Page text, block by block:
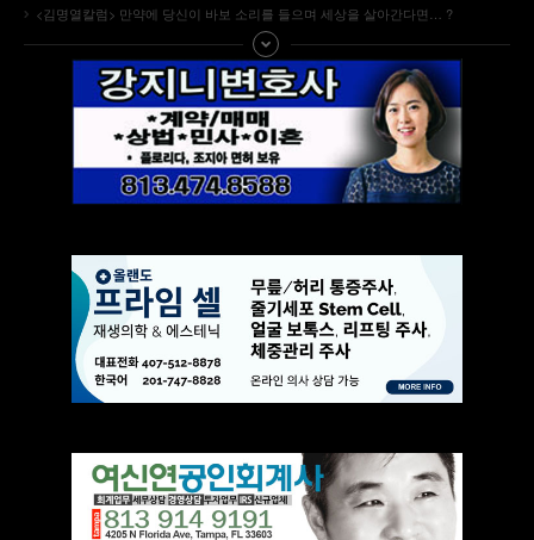
<김명열칼럼> 만약에 당신이 바보 소리를 들으며 세상을 살아간다면… ?